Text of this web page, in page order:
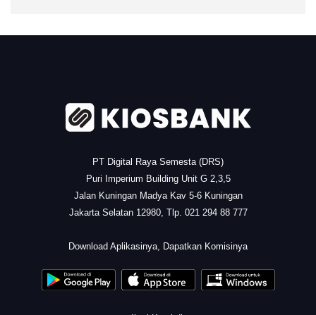
.
PT Digital Raya Semesta (DRS)
Puri Imperium Building Unit G 2,3,5
Jalan Kuningan Madya Kav 5-6 Kuningan
Jakarta Selatan 12980, Tlp. 021 294 88 777
Download Aplikasinya, Dapatkan Komisinya